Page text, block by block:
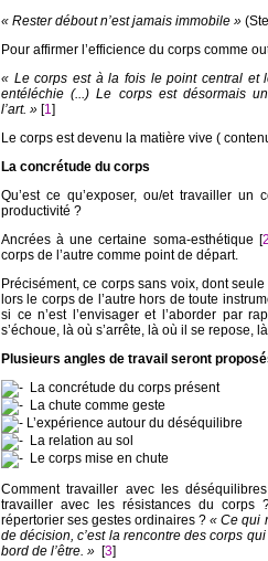
« Rester débout n’est jamais immobile »
Pour affirmer l’efficience du corps comme
« Le corps est à la fois le point central et
entéléchie (...) Le corps est désormais
l’art. » [1]
Le corps est devenu la matière vive (
La concrétude du corps
Qu’est ce qu’exposer, ou/et travailler
productivité ?
Ancrées à une certaine soma-esthétique [2
corps de l’autre comme point de départ.
Précisément, ce corps sans voix, dont
lors le corps de l’autre hors de toute
si ce n’est l’envisager et l’aborder par
s’échoue, là où s’arrête, là où il se repose,
Plusieurs angles de travail seront
La concrétude du corps présent
La chute comme geste
L’expérience autour du déséquilibre
La relation au sol
Le corps mise en chute
Comment travailler avec les
travailler avec les résistances du corps
répertorier ses gestes ordinaires ?« Ce qui
de décision, c’est la rencontre des corps
bord de l’être. » [3]